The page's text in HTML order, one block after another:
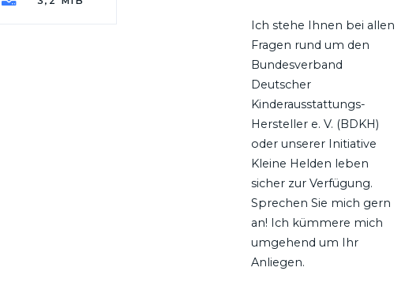
Ich stehe Ihnen bei allen
Fragen rund um den
Bundesverband
Deutscher
Kinderausstattungs-
Hersteller e. V. (BDKH)
oder unserer Initiative
Kleine Helden leben
sicher zur Verfügung.
Sprechen Sie mich gern
an! Ich kümmere mich
umgehend um Ihr
Anliegen.